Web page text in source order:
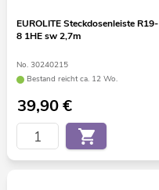
EUROLITE Steckdosenleiste R19-
8 1HE sw 2,7m
No. 30240215
Bestand reicht ca. 12 Wo.
39,90€